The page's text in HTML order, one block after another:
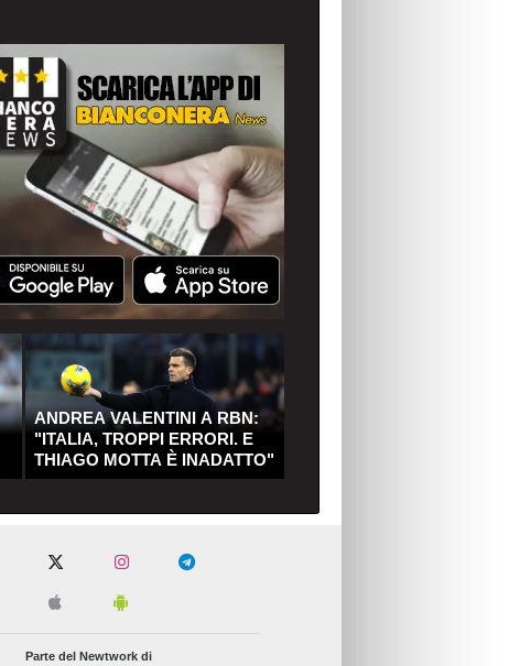
ANDREA VALENTINI A RBN:
"ITALIA, TROPPI ERRORI. E
THIAGO MOTTA È INADATTO"
Parte del Newtwork di